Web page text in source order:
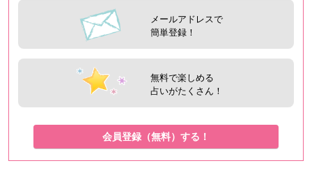
メールアドレスで
簡単登録！
無料で楽しめる
占いがたくさん！
会員登録（無料）する！